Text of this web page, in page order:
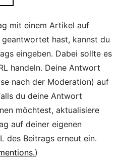
mit einem Artikel auf
hast, kannst du
eingeben. Dabei sollte es
handeln. Deine Antwort
nach der Moderation) auf
du deine Antwort
möchtest, aktualisiere
auf deiner eigenen
des Beitrags erneut ein.
)